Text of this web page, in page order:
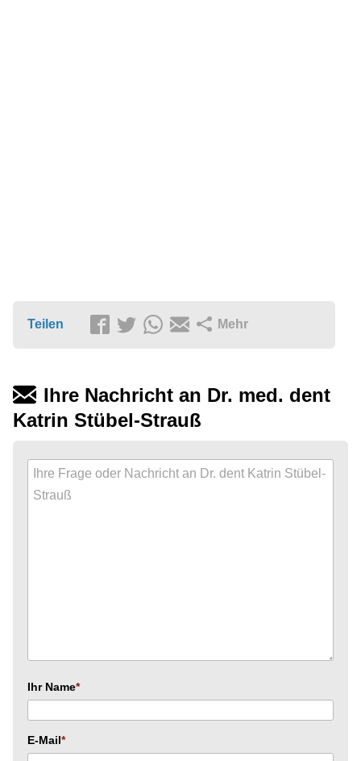
Teilen Mehr
Ihre Nachricht an Dr. med. dent
Katrin Stübel-Strauß
Ihr Name
E-Mail